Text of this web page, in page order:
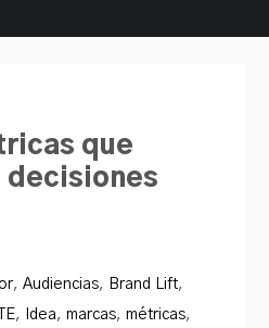
que
decisiones
,Audiencias, Brand Lift,
, Idea,marcas,métricas,